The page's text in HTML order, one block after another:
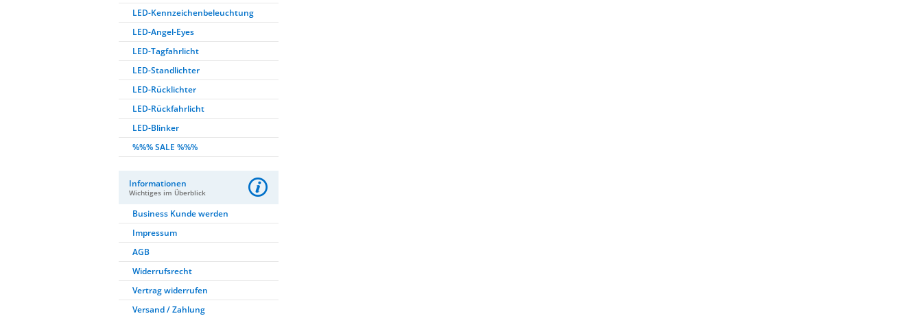
LED-Kennzeichenbeleuchtung
LED-Angel-Eyes
LED-Tagfahrlicht
LED-Standlichter
LED-Rücklichter
LED-Rückfahrlicht
LED-Blinker
%%% SALE %%%
Informationen
Wichtiges im Überblick
Business Kunde werden
Impressum
AGB
Widerrufsrecht
Vertrag widerrufen
Versand / Zahlung